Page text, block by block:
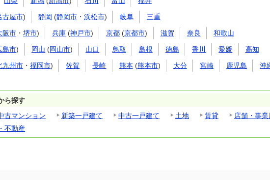
古屋市) 静岡 (静岡市 ・浜松市) 岐阜 三重
阪市 ・ 堺市) 兵庫 (神戸市) 京都 (京都市) 滋賀 奈良 和歌山
島市) 岡山 (岡山市) 山口 鳥取 島根 徳島 香川 愛媛 高知
九州市 ・ 福岡市) 佐賀 長崎 熊本 (熊本市) 大分 宮崎 鹿児島 沖
ら探す
古マンション 新築一戸建て 中古一戸建て 土地 賃貸
店舗・事業
不動産